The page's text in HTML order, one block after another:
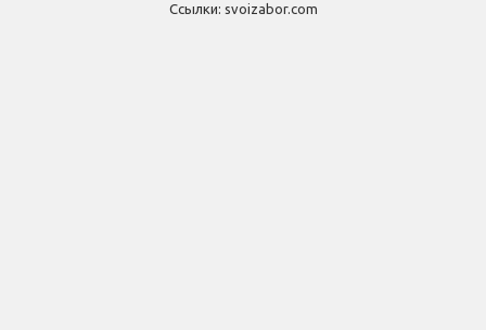
Ссылки: svoizabor.com